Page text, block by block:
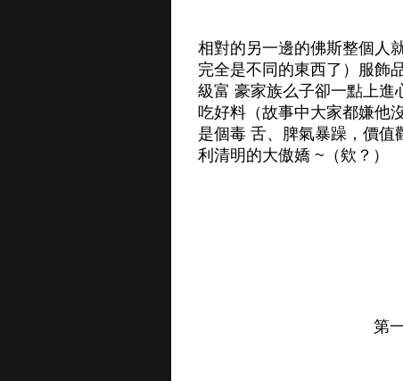
相對的另一邊的佛斯整個人
完全是不同的東西了）服飾
級富 豪家族么子卻一點上進
吃好料（故事中大家都嫌他
是個毒 舌、脾氣暴躁，價
利清明的大傲嬌 ~（欸？）
第